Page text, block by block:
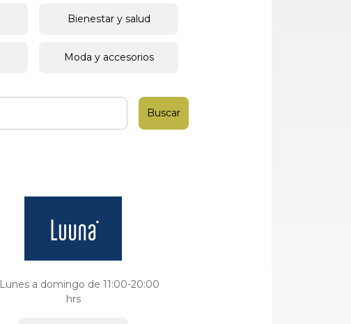
Bienestar y salud
Moda y accesorios
Lunes a domingo de 11:00-20:00
hrs